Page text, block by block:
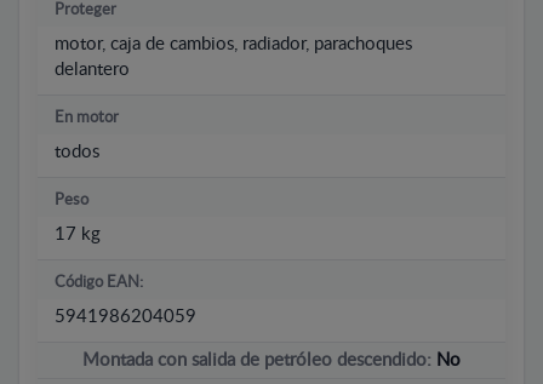
Proteger
motor, caja de cambios, radiador, parachoques
delantero
En motor
todos
Peso
17 kg
Código EAN:
5941986204059
Montada con salida de petróleo descendido: No